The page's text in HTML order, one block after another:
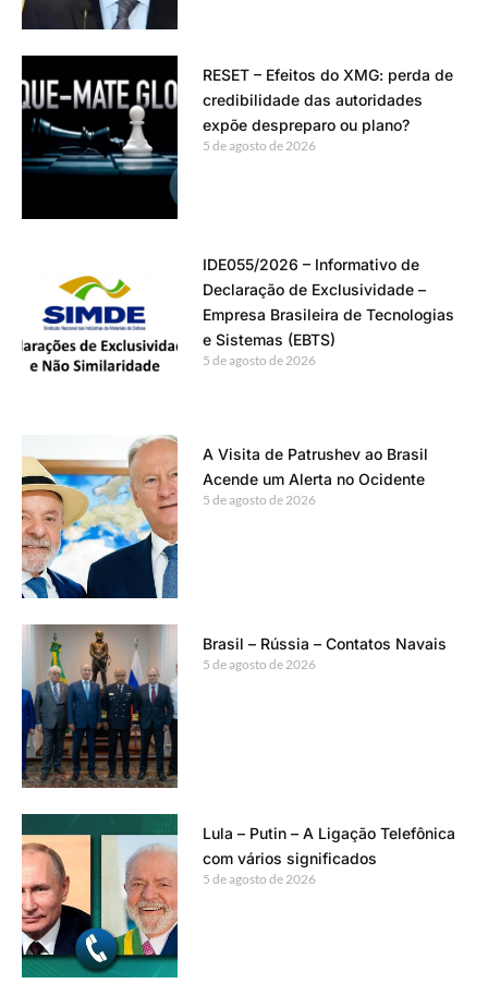
RESET – Efeitos do XMG: perda de
credibilidade das autoridades
expõe despreparo ou plano?
5 de agosto de 2026
IDE055/2026 – Informativo de
Declaração de Exclusividade –
Empresa Brasileira de Tecnologias
e Sistemas (EBTS)
5 de agosto de 2026
A Visita de Patrushev ao Brasil
Acende um Alerta no Ocidente
5 de agosto de 2026
Brasil – Rússia – Contatos Navais
5 de agosto de 2026
Lula – Putin – A Ligação Telefônica
com vários significados
5 de agosto de 2026